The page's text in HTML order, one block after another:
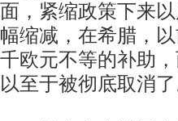
面，紧缩政策下来
幅缩减，在希腊，
千欧元不等的补助
以至于被彻底取消了